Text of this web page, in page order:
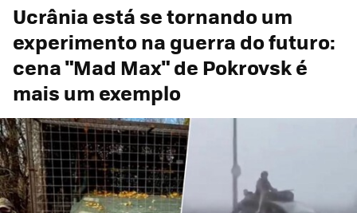
Ucrânia está se tornando um
experimento na guerra do futuro:
cena "Mad Max" de Pokrovsk é
mais um exemplo